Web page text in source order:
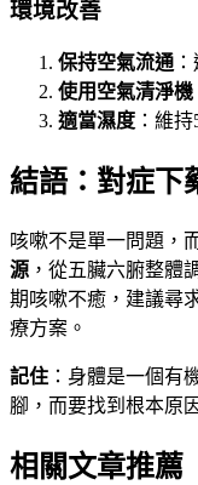
環境改善
保持空氣流通
使用空氣清淨機
適當濕度 ：維
結語：對症下
咳嗽不是單一問題，
源 ，從五臟六腑整體
期咳嗽不癒，建議尋
療方案。
記住 ：身體是一個有
腳，而要找到根本原
相關文章推薦